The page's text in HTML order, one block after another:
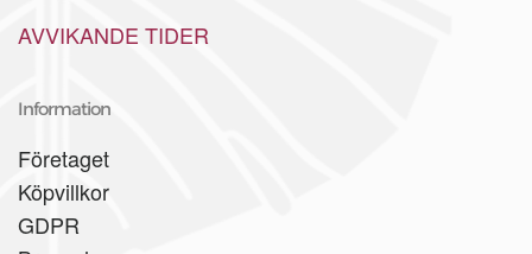
AVVIKANDE TIDER
Information
Företaget
Köpvillkor
GDPR